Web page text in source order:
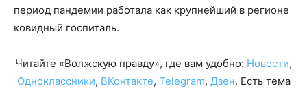
период пандемии работала как крупнейший в регионе
ковидный госпиталь.
Читайте «Волжскую правду», где вам удобно: Новости,
Одноклассники, ВКонтакте, Telegram, Дзен. Есть тема